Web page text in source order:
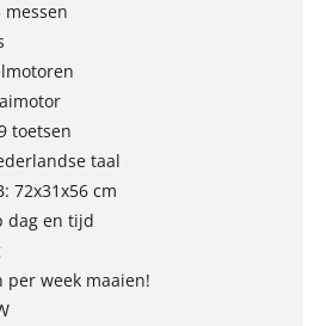
toetsen
taal
72x31x56 cm
dag en tijd
per week maaien!